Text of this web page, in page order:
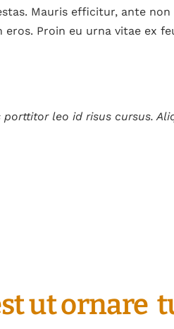
Mauris efficitur, ante non
Proin eu urna vitae ex
leo id risus cursus.
ut ornare